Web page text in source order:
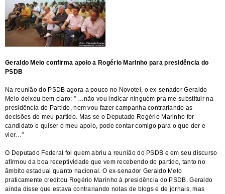
Geraldo Melo confirma apoio a Rogério Marinho para presidência do
PSDB
Na reunião do PSDB agora a pouco no Novotel, o ex-senador Geraldo
Melo deixou bem claro: ” …não vou indicar ninguém pra me substituir na
presidência do Partido, nem vou fazer campanha contrariando as
decisões do meu partido. Mas se o Deputado Rogério Marinho for
candidato e quiser o meu apoio, pode contar comigo para o que der e
vier…”
O Deputado Federal foi quem abriu a reunião do PSDB e em seu discurso
afirmou da boa receptividade que vem recebendo do partido, tanto no
âmbito estadual quanto nacional. O ex-senador Geraldo Melo
praticamente creditou Rogério Marinho à presidência do PSDB. Geraldo
ainda disse que estava contrariando notas de blogs e de jornais, mas